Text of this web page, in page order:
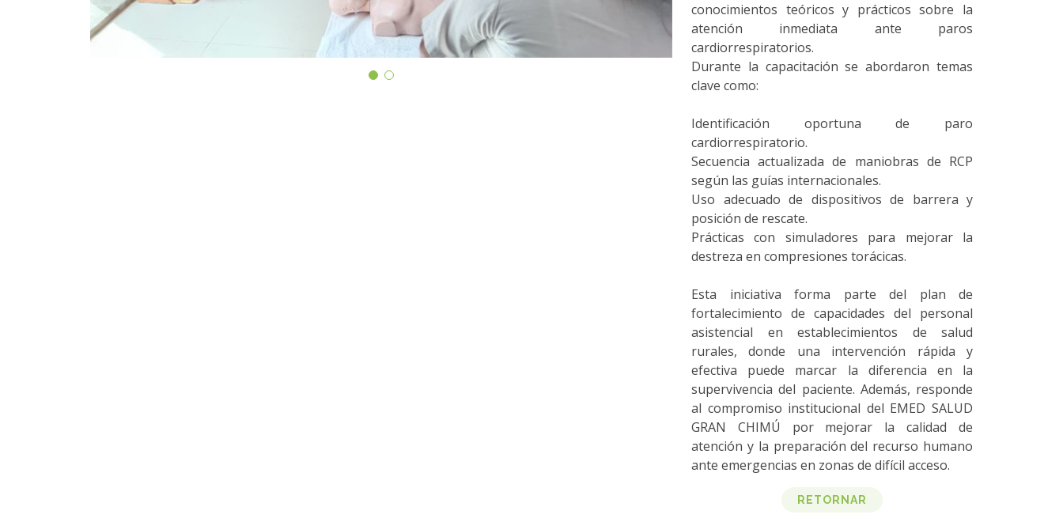
conocimientos teóricos y prácticos sobre la
atención inmediata ante paros
cardiorrespiratorios.
Durante la capacitación se abordaron temas
clave como:
Identificación oportuna de paro
cardiorrespiratorio.
Secuencia actualizada de maniobras de RCP
según las guías internacionales.
Uso adecuado de dispositivos de barrera y
posición de rescate.
Prácticas con simuladores para mejorar la
destreza en compresiones torácicas.
Esta iniciativa forma parte del plan de
fortalecimiento de capacidades del personal
asistencial en establecimientos de salud
rurales, donde una intervención rápida y
efectiva puede marcar la diferencia en la
supervivencia del paciente. Además, responde
al compromiso institucional del EMED SALUD
GRAN CHIMÚ por mejorar la calidad de
atención y la preparación del recurso humano
ante emergencias en zonas de difícil acceso.
RETORNAR